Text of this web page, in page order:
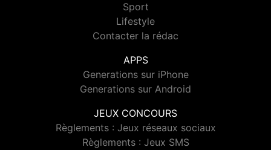
Sport
Lifestyle
Contacter la rédac
APPS
Generations sur iPhone
Generations sur Android
JEUX CONCOURS
Règlements : Jeux réseaux sociaux
Règlements : Jeux SMS